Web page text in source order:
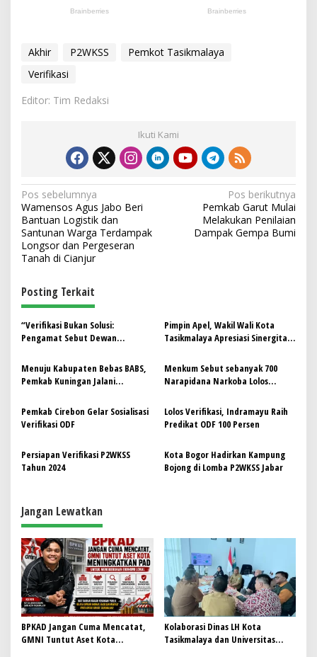
Akhir P2WKSS
Pemkot Tasikmalaya
Verifikasi
Editor: Tim Redaksi
Ikuti Kami
N
a
v
i
a
s
i
o
Pos sebelumnya
Wamensos Agus Jabo Beri
Bantuan Logistik dan
Santunan Warga Terdampak
Longsor dan Pergeseran
Tanah di Cianjur
Pos berikutnya
Pemkab Garut Mulai
Melakukan Penilaian
Dampak Gempa Bumi
Posting Terkait
“Verifikasi Bukan Solusi:
Pengamat Sebut Dewan
Pendekatan Dangkal”
Pimpin Apel, Wakil Wali Kota
Tasikmalaya Apresiasi Sinergitas
Menuju Kabupaten Bebas BABS,
Pemkab Kuningan Jalani
Provinsi Jabar
Menkum Sebut sebanyak 700
Narapidana Narkoba Lolos
Pemkab Cirebon Gelar Sosialisasi
Verifikasi ODF
Lolos Verifikasi, Indramayu Raih
Predikat ODF 100 Persen
Persiapan Verifikasi P2WKSS
Tahun 2024
Kota Bogor Hadirkan Kampung
Bojong di Lomba P2WKSS Jabar
Jangan Lewatkan
BPKAD Jangan Cuma Mencatat,
GMNI Tuntut Aset Kota
Kolaborasi Dinas LH Kota
Tasikmalaya dan Universitas